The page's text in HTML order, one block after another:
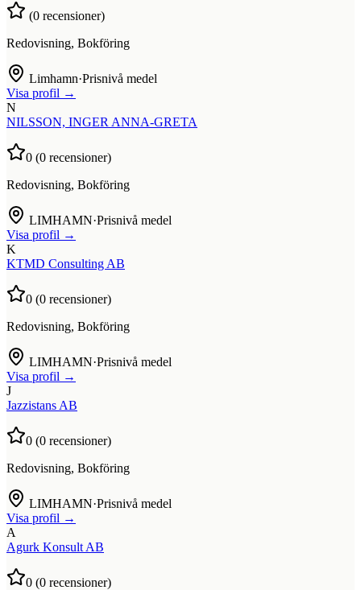
(0 recensioner)
Redovisning, Bokföring
Limhamn·Prisnivå medel
Visa profil →
N
NILSSON, INGER ANNA-GRETA
0 (0 recensioner)
Redovisning, Bokföring
LIMHAMN·Prisnivå medel
Visa profil →
K
KTMD Consulting AB
0 (0 recensioner)
Redovisning, Bokföring
LIMHAMN·Prisnivå medel
Visa profil →
J
Jazzistans AB
0 (0 recensioner)
Redovisning, Bokföring
LIMHAMN·Prisnivå medel
Visa profil →
A
Agurk Konsult AB
0 (0 recensioner)